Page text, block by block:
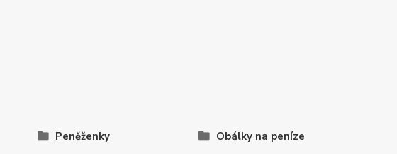
Peněženky Obálky na peníze